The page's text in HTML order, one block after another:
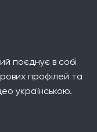
поєднує в собі
профілей та
українською.